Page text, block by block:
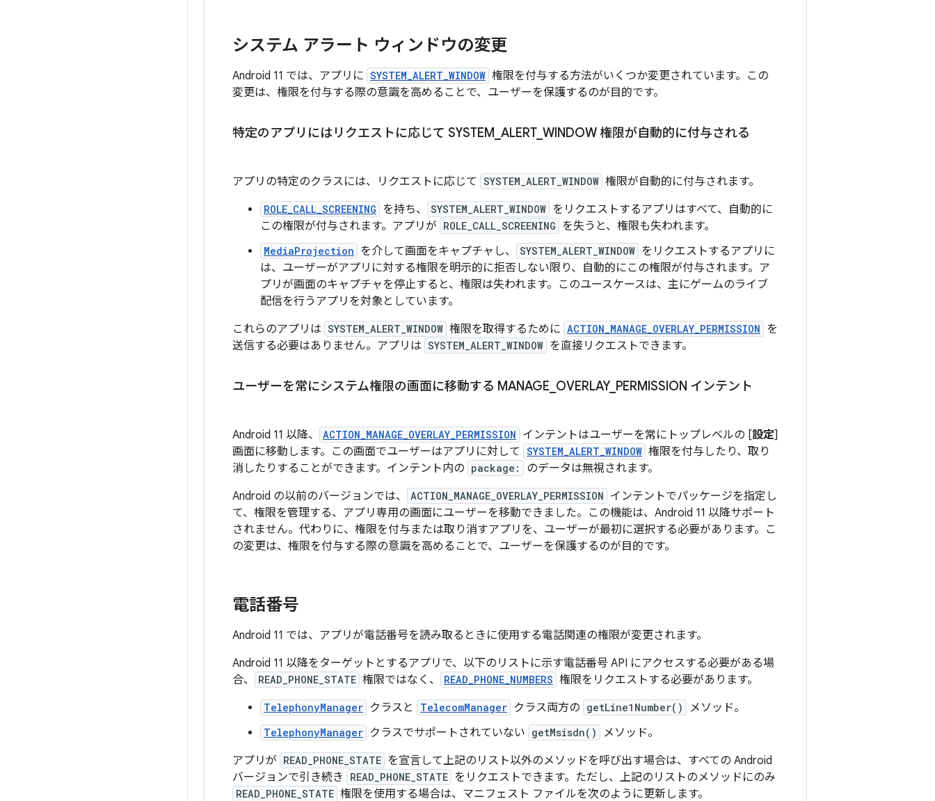
システム アラート ウィンドウの変更
Android 11 では、アプリに SYSTEM_ALERT_WINDOW 権限を付与する方法がいくつか変更されています。この
変更は、権限を付与する際の意識を高めることで、ユーザーを保護するのが目的です。
特定のアプリにはリクエストに応じて SYSTEM ALERT_ WINDOW 権限が自動的に付与される
アプリの特定のクラスには、リクエストに応じて SYSTEM_ALERT_WINDOW 権限が自動的に付与されます。
ROLE_CALL_SCREENING を持ち、 SYSTEM_ALERT_WINDOW をリクエストするアプリはすべて、自動的に
この権限が付与されます。アプリが ROLE_CALL_SCREENING を失うと、権限も失われます。
MediaProjection を介して画面をキャプチャし、 SYSTEM_ALERT_WINDOW をリクエストするアプリに
は、ユーザーがアプリに対する権限を明示的に拒否しない限り、自動的にこの権限が付与されます。ア
プリが画面のキャプチャを停止すると、権限は失われます。このユースケースは、主にゲームのライブ
配信を行うアプリを対象としています。
これらのアプリは SYSTEM_ALERT_WINDOW 権限を取得するために ACTION_MANAGE_OVERLAY_PERMISSION を
送信する必要はありません。アプリは SYSTEM_ALERT_WINDOW を直接リクエストできます。
ユーザーを常にシステム権限の画面に移動する MANAGE OVERLAY_ PERMISSION インテント
Android 11 以降、 ACTION_MANAGE_OVERLAY_PERMISSION インテントはユーザーを常にトップレベルの [設定]
画面に移動します。この画面でユーザーはアプリに対して SYSTEM_ALERT_WINDOW 権限を付与したり、取り
消したりすることができます。インテント内の package:
のデータは無視されます。
Android の以前のバージョンでは、
ACTION_MANAGE_OVERLAY_PERMISSION インテントでパッケージを指定し
て、権限を管理する、アプリ専用の画面にユーザーを移動できました。この機能は、Android 11 以降サポート
されません。代わりに、権限を付与または取り消すアプリを、ユーザーが最初に選択する必要があります。こ
の変更は、権限を付与する際の意識を高めることで、ユーザーを保護するのが目的です。
電話番号
Android 11 では、アプリが電話番号を読み取るときに使用する電話関連の権限が変更されます。
Android 11 以降をターゲットとするアプリで、以下のリストに示す電話番号 API にアクセスする必要がある場
合、
READ_PHONE_STATE 権限ではなく、 READ_PHONE_NUMBERS 権限をリクエストする必要があります。
TelephonyManager クラスと TelecomManager クラス両方の getLine1Number() メソッド。
TelephonyManager クラスでサポートされていない getMsisdn()
メソッド。
アプリが READ_PHONE_STATE を宣言して上記のリスト以外のメソッドを呼び出す場合は、すべての Android
バージョンで引き続き
READ_PHONE_STATE をリクエストできます。ただし、上記のリストのメソッドにのみ
READ_PHONE_STATE 権限を使用する場合は、マニフェスト ファイルを次のように更新します。